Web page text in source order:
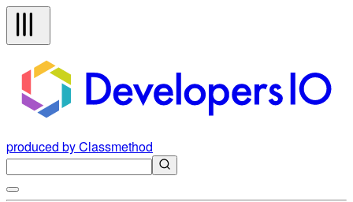
produced by Classmethod